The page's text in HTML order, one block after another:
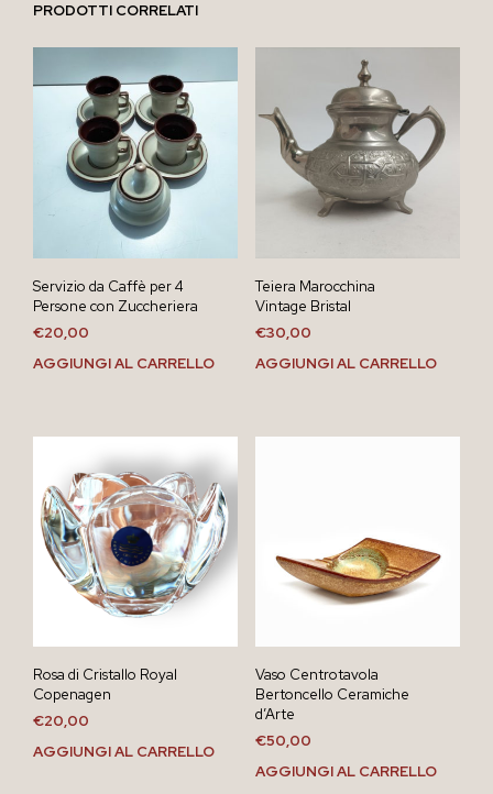
PRODOTTI CORRELATI
Servizio da Caffè per 4
Persone con Zuccheriera
€20,00
AGGIUNGI AL CARRELLO
Teiera Marocchina
Vintage Bristal
€30,00
AGGIUNGI AL CARRELLO
Rosa di Cristallo Royal
Copenagen
€20,00
AGGIUNGI AL CARRELLO
Vaso Centrotavola
Bertoncello Ceramiche
d’Arte
€50,00
AGGIUNGI AL CARRELLO